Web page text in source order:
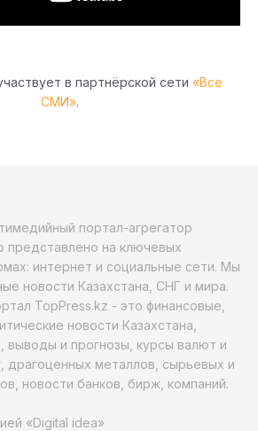
в партнёрской сети «Все
СМИ».
портал-агрегатор
представлено на ключевых
интернет и социальные сети. Мы
новости Казахстана, СНГ и мира.
TopPress.kz - это финансовые,
новости Казахстана,
выводы и прогнозы, курсы валют и
драгоценных металлов, сырьевых и
новости банков, бирж, компаний.
«Digital idea»